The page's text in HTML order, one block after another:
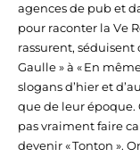
agences de pubet
pour raconter la Ve
rassurent, séduisent
Gaulle » à « En
slogansd’hier et
quede leur époque.
pas vraiment faire
devenir « Tonton ».